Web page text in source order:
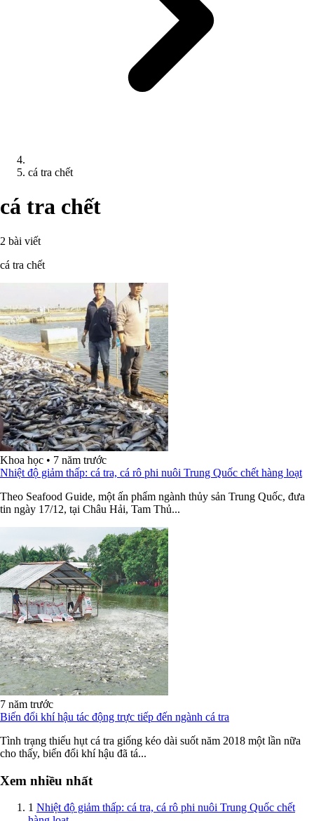
cá tra chết
cá tra chết
2 bài viết
cá tra chết
Khoa học • 7 năm trước
Nhiệt độ giảm thấp: cá tra, cá rô phi nuôi Trung Quốc chết hàng loạt
Theo Seafood Guide, một ấn phẩm ngành thủy sản Trung Quốc, đưa
tin ngày 17/12, tại Châu Hải, Tam Thủ...
7 năm trước
Biến đổi khí hậu tác động trực tiếp đến ngành cá tra
Tình trạng thiếu hụt cá tra giống kéo dài suốt năm 2018 một lần nữa
cho thấy, biến đổi khí hậu đã tá...
Xem nhiều nhất
1 Nhiệt độ giảm thấp: cá tra, cá rô phi nuôi Trung Quốc chết